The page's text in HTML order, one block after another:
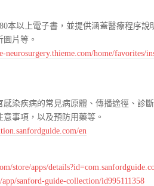
本以上電子書，並提供涵蓋醫療程序說
圖片等。
neurosurgery.thieme.com/home/favorites/
染疾病的常見病原體、傳播途徑、診
事項，以及預防用藥等。
en
store/apps/
app/sanford-guide-collection/id995111358